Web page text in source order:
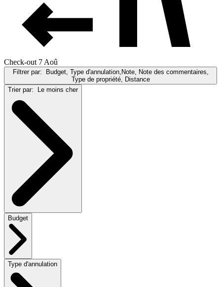
Check-out 7 Aoû
Filtrer par: Budget, Type d'annulation,Note, Note des commentaires,
Type de propriété, Distance
Trier par: Le moins cher
Budget
Type d'annulation